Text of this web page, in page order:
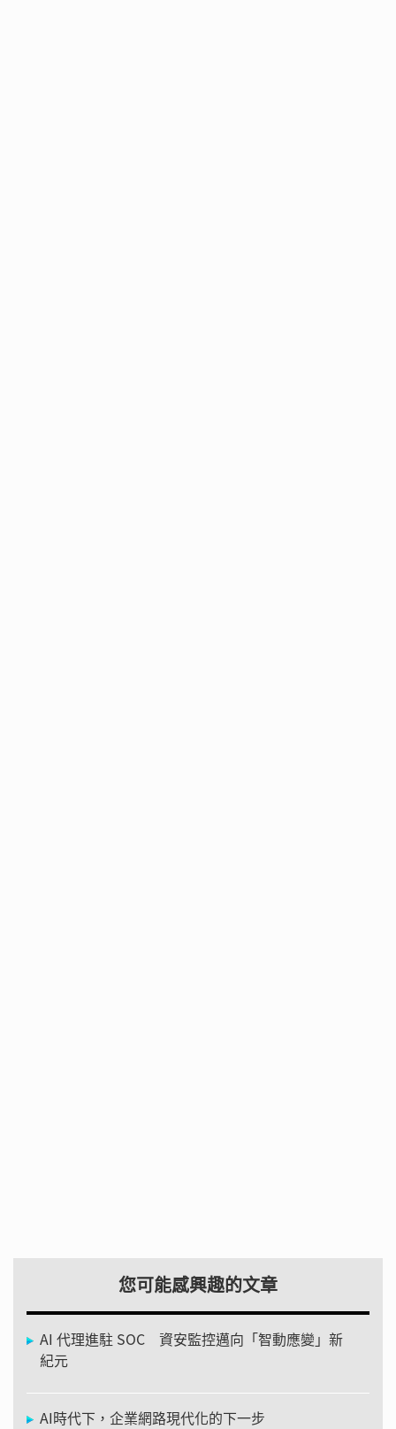
您可能感興趣的文章
AI 代理進駐 SOC 資安監控邁向「智動應變」新
紀元
AI時代下，企業網路現代化的下一步